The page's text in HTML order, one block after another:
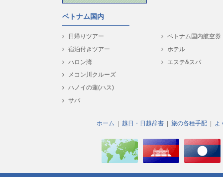
ベトナム国内
日帰りツアー
宿泊付きツアー
ハロン湾
メコン川クルーズ
ハノイの蓮(ハス)
サパ
ベトナム国内航空券
ホテル
エステ&スパ
ホーム 越日・日越辞書 旅の各種手配 よ